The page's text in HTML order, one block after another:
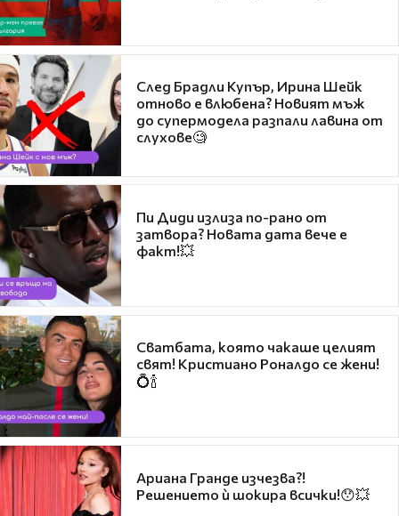
След Брадли Купър, Ирина Шейк
отново е влюбена? Новият мъж
до супермодела разпали лавина от
слухове🧐
Пи Диди излиза по-рано от
затвора? Новата дата вече е
факт!💥
Сватбата, която чакаше целият
свят! Кристиано Роналдо се жени!
💍🍾
Ариана Гранде изчезва?!
Решението ѝ шокира всички!😯💥